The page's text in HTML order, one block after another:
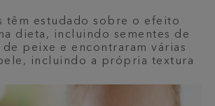
têm estudado sobre o efeito
dieta, incluindo sementes de
peixe e encontraram várias
incluindo a própria textura